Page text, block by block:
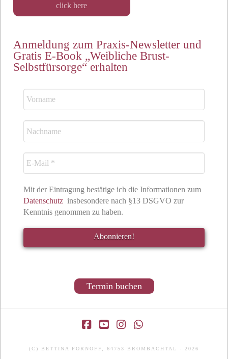
click here
Anmeldung zum Praxis-Newsletter und
Gratis E-Book „Weibliche Brust-
Selbstfürsorge“ erhalten
Mit der Eintragung bestätige ich die Informationen zum
Datenschutz insbesondere nach §13 DSGVO zur
Kenntnis genommen zu haben.
Termin buchen
(C) BETTINA FORNOFF, 64753 BROMBACHTAL - 2026